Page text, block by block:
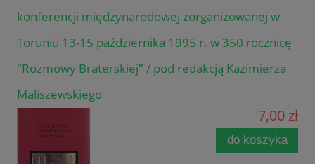
konferencji międzynarodowej zorganizowanej w
Toruniu 13-15 października 1995 r. w 350 rocznicę
"Rozmowy Braterskiej" / pod redakcją Kazimierza
Maliszewskiego
7,00 zł
do koszyka